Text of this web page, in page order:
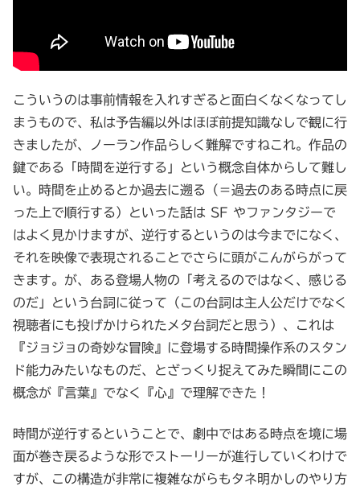
こういうのは事前情報を入れすぎると面白くなくなってし
まうもので、私は予告編以外はほぼ前提知識なしで観に行
きましたが、ノーラン作品らしく難解ですねこれ。作品の
鍵である「時間を逆行する」という概念自体からして難し
い。時間を止めるとか過去に遡る（＝過去のある時点に戻
った上で順行する）といった話は SF やファンタジーで
はよく見かけますが、逆行するというのは今までになく、
それを映像で表現されることでさらに頭がこんがらがって
きます。が、ある登場人物の「考えるのではなく、感じる
のだ」という台詞に従って（この台詞は主人公だけでなく
視聴者にも投げかけられたメタ台詞だと思う）、これは
『ジョジョの奇妙な冒険』に登場する時間操作系のスタン
ド能力みたいなものだ、とざっくり捉えてみた瞬間にこの
概念が『言葉』でなく『心』で理解できた！
時間が逆行するということで、劇中ではある時点を境に場
面が巻き戻るような形でストーリーが進行していくわけで
すが、この構造が非常に複雑ながらもタネ明かしのやり方